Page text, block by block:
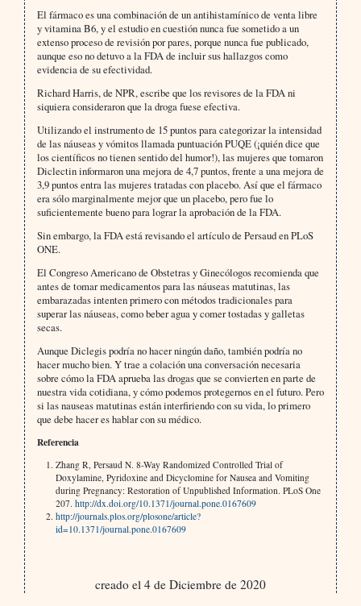
El fármaco es una combinación de un antihistamínico de venta libre
y vitamina B6, y el estudio en cuestión nunca fue sometido a un
extenso proceso de revisión por pares, porque nunca fue publicado,
aunque eso no detuvo a la FDA de incluir sus hallazgos como
evidencia de su efectividad.
Richard Harris, de NPR, escribe que los revisores de la FDA ni
siquiera consideraron que la droga fuese efectiva.
Utilizando el instrumento de 15 puntos para categorizar la intensidad
de las náuseas y vómitos llamada puntuación PUQE (¡quién dice que
los científicos no tienen sentido del humor!), las mujeres que tomaron
Diclectin informaron una mejora de 4,7 puntos, frente a una mejora de
3,9 puntos entra las mujeres tratadas con placebo. Así que el fármaco
era sólo marginalmente mejor que un placebo, pero fue lo
suficientemente bueno para lograr la aprobación de la FDA.
Sin embargo, la FDA está revisando el artículo de Persaud en PLoS
ONE.
El Congreso Americano de Obstetras y Ginecólogos recomienda que
antes de tomar medicamentos para las náuseas matutinas, las
embarazadas intenten primero con métodos tradicionales para
superar las náuseas, como beber agua y comer tostadas y galletas
secas.
Aunque Diclegis podría no hacer ningún daño, también podría no
hacer mucho bien. Y trae a colación una conversación necesaria
sobre cómo la FDA aprueba las drogas que se convierten en parte de
nuestra vida cotidiana, y cómo podemos protegernos en el futuro. Pero
si las nauseas matutinas están interfiriendo con su vida, lo primero
que debe hacer es hablar con su médico.
Referencia
Zhang R, Persaud N. 8-Way Randomized Controlled Trial of
Doxylamine, Pyridoxine and Dicyclomine for Nausea and Vomiting
during Pregnancy: Restoration of Unpublished Information. PLoS One
207. http://dx.doi.org/10.1371/journal.pone.0167609
http://journals.plos.org/plosone/article?
id=10.1371/journal.pone.0167609
creado el 4 de Diciembre de 2020